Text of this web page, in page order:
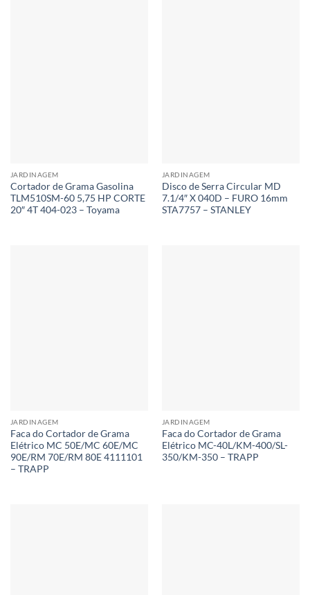
JARDINAGEM
Cortador de Grama Gasolina
TLM510SM-60 5,75 HP CORTE
20″ 4T 404-023 – Toyama
JARDINAGEM
Disco de Serra Circular MD
7.1/4″ X 040D – FURO 16mm
STA7757 – STANLEY
JARDINAGEM
Faca do Cortador de Grama
Elétrico MC 50E/MC 60E/MC
90E/RM 70E/RM 80E 4111101
– TRAPP
JARDINAGEM
Faca do Cortador de Grama
Elétrico MC-40L/KM-400/SL-
350/KM-350 – TRAPP